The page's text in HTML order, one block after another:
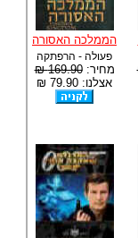
הממלכה האסורה
פעולה - הרפתקה
מחיר:169.90 ₪
אצלנו: 79.90 ₪